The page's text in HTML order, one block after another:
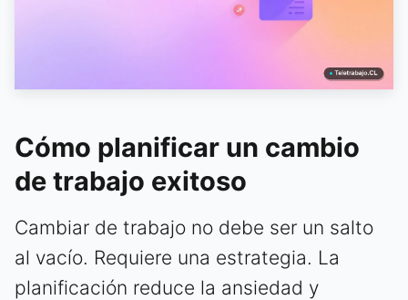
Cómo planificar un cambio
de trabajo exitoso
Cambiar de trabajo no debe ser un salto
al vacío. Requiere una estrategia. La
planificación reduce la ansiedad y